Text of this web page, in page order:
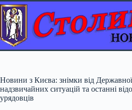
Перейти
до
вмісту
Новини з Києва: знімки від
надзвичайних ситуацій та останні
урядовців